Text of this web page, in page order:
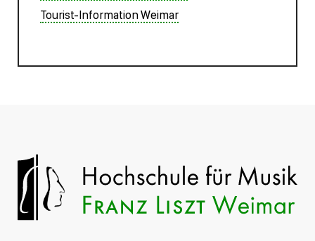
Tourist-Information Weimar